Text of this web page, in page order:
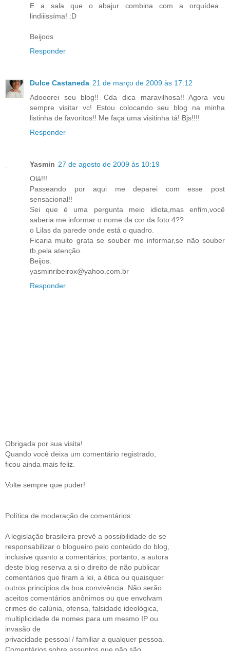
E a sala que o abajur combina com a orquídea...
lindiiissíma! :D
Beijoos
Responder
Dulce Castaneda 21 de março de 2009 às 17:12
Adooorei seu blog!! Cda dica maravilhosa!! Agora vou
sempre visitar vc! Estou colocando seu blog na minha
listinha de favoritos!! Me faça uma visitinha tá! Bjs!!!!
Responder
Yasmin 27 de agosto de 2009 às 10:19
Olá!!!
Passeando por aqui me deparei com esse post
sensacional!!
Sei que é uma pergunta meio idiota,mas enfim,você
saberia me informar o nome da cor da foto 4??
o Lilas da parede onde está o quadro.
Ficaria muito grata se souber me informar,se não souber
tb,pela atenção.
Beijos.
yasminribeirox@yahoo.com.br
Responder
Obrigada por sua visita!
Quando você deixa um comentário registrado,
ficou ainda mais feliz.
Volte sempre que puder!
Política de moderação de comentários:
A legislação brasileira prevê a possibilidade de se
responsabilizar o blogueiro pelo conteúdo do blog,
inclusive quanto a comentários; portanto, a autora
deste blog reserva a si o direito de não publicar
comentários que firam a lei, a ética ou quaisquer
outros princípios da boa convivência. Não serão
aceitos comentários anônimos ou que envolvam
crimes de calúnia, ofensa, falsidade ideológica,
multiplicidade de nomes para um mesmo IP ou
invasão de
privacidade pessoal / familiar a qualquer pessoa.